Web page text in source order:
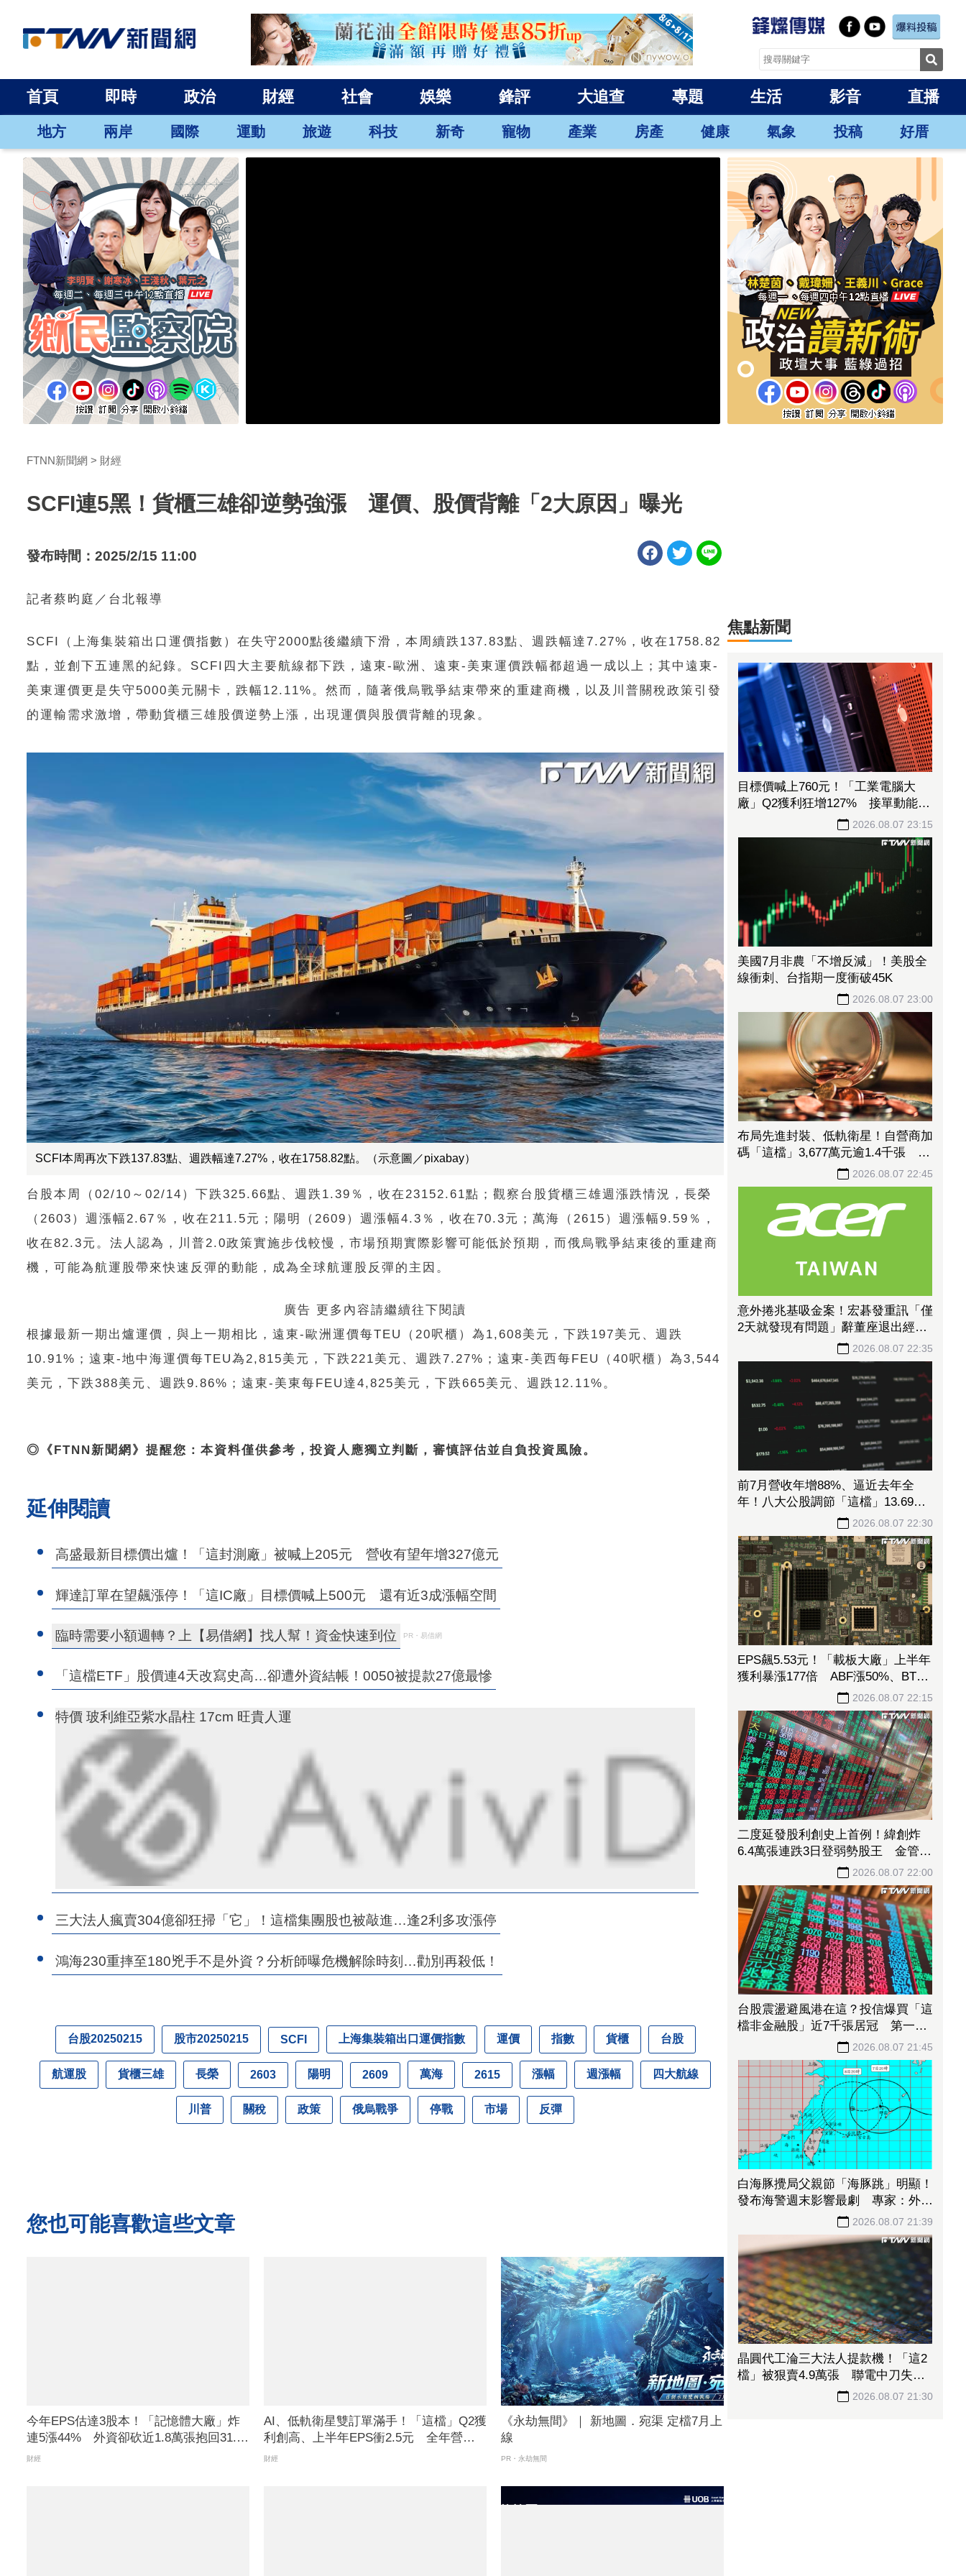
首頁 即時 政治 財經 社會 娛樂 鋒評 大追查 專題 生活 影音 直播
地方 兩岸 國際 運動 旅遊 科技 新奇 寵物 產業 房產 健康 氣象 投稿 好厝
FTNN新聞網 財經
SCFI連5黑！貨櫃三雄卻逆勢強漲 運價、股價背離「2大原因」曝光
發布時間：2025/2/15 11:00
記者蔡昀庭／台北報導
SCFI（上海集裝箱出口運價指數）在失守2000點後繼續下滑，本周續跌137.83點、週跌幅達7.27%，收在1758.82
點，並創下五連黑的紀錄。SCFI四大主要航線都下跌，遠東-歐洲、遠東-美東運價跌幅都超過一成以上；其中遠東-
美東運價更是失守5000美元關卡，跌幅12.11%。然而，隨著俄烏戰爭結束帶來的重建商機，以及川普關稅政策引發
的運輸需求激增，帶動貨櫃三雄股價逆勢上漲，出現運價與股價背離的現象。
SCFI本周再次下跌137.83點、週跌幅達7.27%，收在1758.82點。（示意圖／pixabay）
台股本周（02/10～02/14）下跌325.66點、週跌1.39％，收在23152.61點；觀察台股貨櫃三雄週漲跌情況，長榮
（2603）週漲幅2.67％，收在211.5元；陽明（2609）週漲幅4.3％，收在70.3元；萬海（2615）週漲幅9.59％，
收在82.3元。法人認為，川普2.0政策實施步伐較慢，市場預期實際影響可能低於預期，而俄烏戰爭結束後的重建商
機，可能為航運股帶來快速反彈的動能，成為全球航運股反彈的主因。
廣告 更多內容請繼續往下閱讀
根據最新一期出爐運價，與上一期相比，遠東-歐洲運價每TEU（20呎櫃）為1,608美元，下跌197美元、週跌
10.91%；遠東-地中海運價每TEU為2,815美元，下跌221美元、週跌7.27%；遠東-美西每FEU（40呎櫃）為3,544
美元，下跌388美元、週跌9.86%；遠東-美東每FEU達4,825美元，下跌665美元、週跌12.11%。
◎《FTNN新聞網》提醒您：本資料僅供參考，投資人應獨立判斷，審慎評估並自負投資風險。
延伸閱讀
高盛最新目標價出爐！「這封測廠」被喊上205元 營收有望年增327億元
輝達訂單在望飆漲停！「這IC廠」目標價喊上500元 還有近3成漲幅空間
臨時需要小額週轉？上【易借網】找人幫！資金快速到位 PR・易借網
「這檔ETF」股價連4天改寫史高…卻遭外資結帳！0050被提款27億最慘
特價 玻利維亞紫水晶柱 17cm 旺貴人運
三大法人瘋賣304億卻狂掃「它」！這檔集團股也被敲進…逢2利多攻漲停
鴻海230重摔至180兇手不是外資？分析師曝危機解除時刻…勸別再殺低！
台股20250215 股市20250215 SCFI 上海集裝箱出口運價指數 運價 指數 貨櫃 台股
航運股 貨櫃三雄 長榮 2603 陽明 2609 萬海 2615 漲幅 週漲幅 四大航線
川普 關稅 政策 俄烏戰爭 停戰 市場 反彈
您也可能喜歡這些文章
今年EPS估達3股本！「記憶體大廠」炸
連5漲44% 外資卻砍近1.8萬張抱回31.5
億元
財經
AI、低軌衛星雙訂單滿手！「這檔」Q2獲
利創高、上半年EPS衝2.5元 全年營運
看旺
財經
《永劫無間》｜ 新地圖．宛渠 定檔7月上
線
PR・永劫無間
焦點新聞
目標價喊上760元！「工業電腦大
廠」Q2獲利狂增127% 接單動能強
2026.08.07 23:15
美國7月非農「不增反減」！美股全
線衝刺、台指期一度衝破45K
2026.08.07 23:00
布局先進封裝、低軌衛星！自營商加
碼「這檔」3,677萬元逾1.4千張 加
2026.08.07 22:45
意外捲兆基吸金案！宏碁發重訊「僅
2天就發現有問題」辭董座退出經
營：內部存在管理缺失2026.08.07 22:35
前7月營收年增88%、逼近去年全
年！八大公股調節「這檔」13.69億
2026.08.07 22:30
EPS飆5.53元！「載板大廠」上半年
獲利暴漲177倍 ABF漲50%、BT漲
2026.08.07 22:15
二度延發股利創史上首例！緯創炸
6.4萬張連跌3日登弱勢股王 金管會
要求集保、證交所了解2026.08.07 22:00
台股震盪避風港在這？投信爆買「這
檔非金融股」近7千張居冠 第一金
2026.08.07 21:45
白海豚攪局父親節「海豚跳」明顯！
發布海警週末影響最劇 專家：外圍
2026.08.07 21:39
晶圓代工淪三大法人提款機！「這2
檔」被狠賣4.9萬張 聯電中刀失血
2026.08.07 21:30